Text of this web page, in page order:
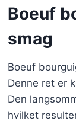
Boeuf
smag
Boeuf
Denne ret er
Den
hvilket